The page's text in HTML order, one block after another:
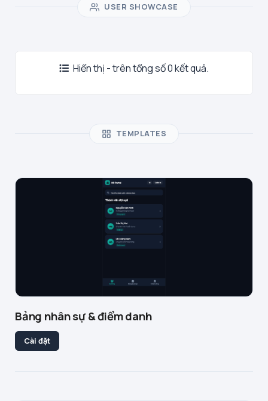
USER SHOWCASE
Hiển thị - trên tổng số 0 kết quả.
TEMPLATES
Bảng nhân sự & điểm danh
Cài đặt